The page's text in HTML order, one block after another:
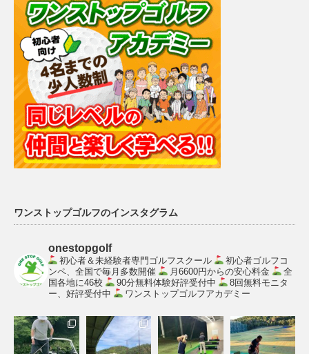
ワンストップゴルフのインスタグラム
onestopgolf
初心者＆未経験者専門ゴルフスクール
初心者ゴルフコ
ンペ、全国で毎月多数開催
月6600円からの安心料金
全
国各地に46校
90分無料体験好評受付中
8回無料モニタ
ー、好評受付中
ワンストップゴルフアカデミー